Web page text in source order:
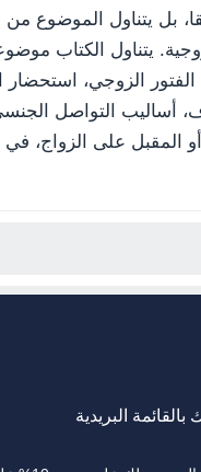
بل يتناول الموضوع
يتناول الكتاب
الفتور الزوجي، استحضار
أساليب التواصل
المقبل على الزواج،
بالقائمة البريدية